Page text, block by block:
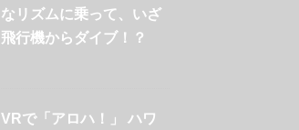
なリズムに乗って、いざ
飛行機からダイブ！？
VRで「アロハ！」 ハワ